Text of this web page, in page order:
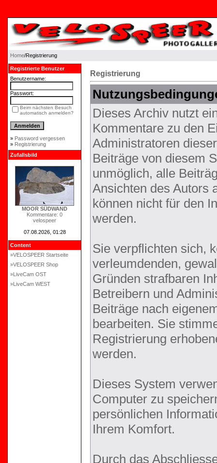
Home/Registrierung
Registrierte Benutzer
Benutzername:
Passwort:
Beim nächsten Besuch
automatisch anmelden?
» Password vergessen
» Registrierung
Zufallsbild
MOOR SÜDWAND
Kommentare: 0
velospeer
07.08.2026, 01:28
Content
»VELOSPEER Startseite
»VELOSPEER Shop
»LiveCam OST
»LiveCam WEST
Registrierung
Dieses Archiv nutzt
Kommentare zu den
Administratoren
Beiträge von diesem
unmöglich, alle
Ansichten des Autors
können nicht für den
werden.
Sie verpflichten sich,
verleumdenden,
Gründen strafbaren
Betreibern und
Beiträge nach
bearbeiten. Sie
Registrierung
werden.
Dieses System
Computer zu
persönlichen
Ihrem Komfort.
Durch das